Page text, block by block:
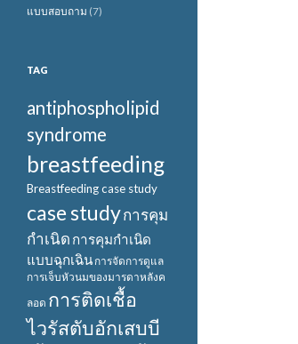
แบบสอบถาม (7)
TAG
antiphospholipid
syndrome
breastfeeding
Breastfeeding case study
case studyการคุม
กำเนิด การคุมกำเนิด
แบบฉุกเฉิน การจัดการดูแล
การเจ็บหัวนมของมารดาหลังค
ลอด การติดเชื้อ
ไวรัสตับอักเสบบี